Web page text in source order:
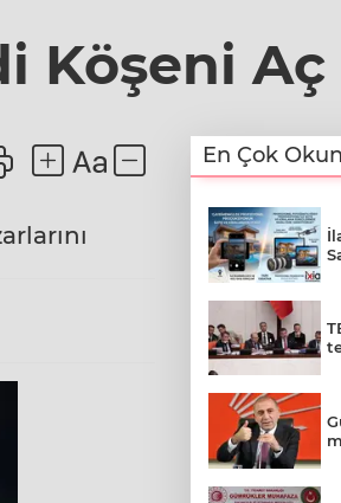
Köşeni Aç
En Çok